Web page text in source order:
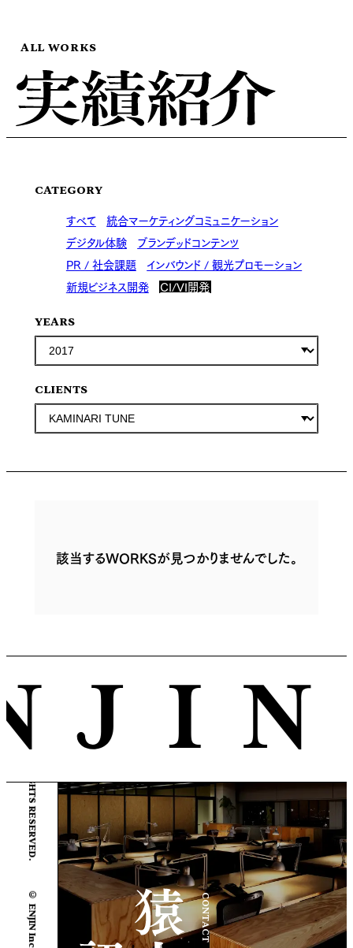
ALL WORKS
CATEGORY
すべて 統合マーケティングコミュニケーション
デジタル体験
ブランデッドコンテンツ
PR / 社会課題 インバウンド / 観光プロモーション
新規ビジネス開発
CI/VI開発
YEARS
CLIENTS
該当するWORKSが見つかりませんでした。
© ENJIN Inc. ALL RIGHTS RESERVED.
CONTACT